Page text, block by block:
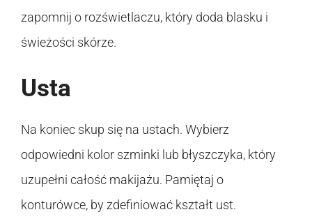
zapomnij o rozświetlaczu, który doda blasku i
świeżości skórze.
Usta
Na koniec skup się na ustach. Wybierz
odpowiedni kolor szminki lub błyszczyka, który
uzupełni całość makijażu. Pamiętaj o
konturówce, by zdefiniować kształt ust.